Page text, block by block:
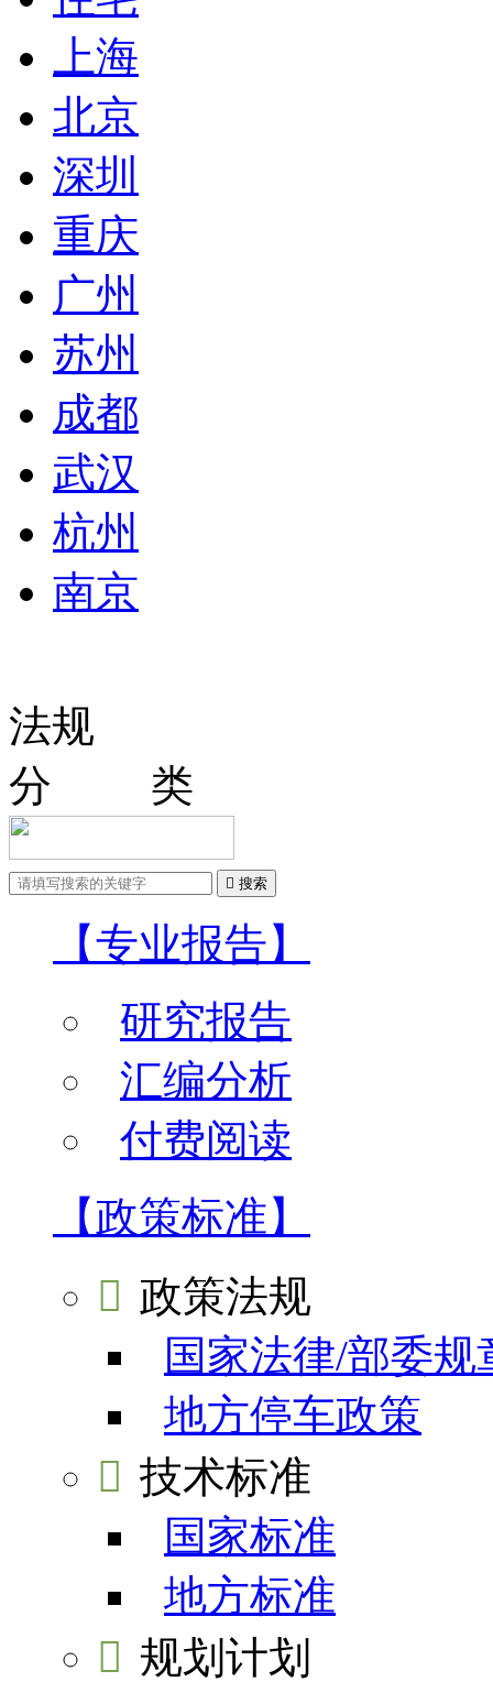
上海
北京
深圳
重庆
广州
苏州
成都
武汉
杭州
南京
法规
分 类
 搜索
【专业报告】
研究报告
汇编分析
付费阅读
【政策标准】
 政策法规
国家法律/部委规
地方停车政策
 技术标准
国家标准
地方标准
 规划计划